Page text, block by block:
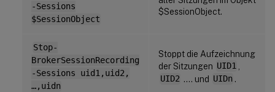
-Sessions
$SessionObject
$SessionObject.
Stop-
BrokerSessionRecording
-Sessions uid1,uid2,
…,uidn
Stoppt die Aufzeichnung
der Sitzungen UID1
UID2 …. und UIDn .